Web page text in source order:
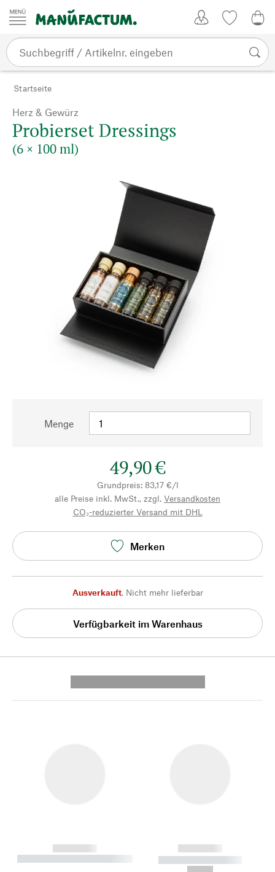
Zum Inhalt springen
Startseite
Herz & Gewürz
Probierset Dressings
(6 × 100 ml)
Menge
49,90 €
Grundpreis: 83,17 €/l
alle Preise inkl. MwSt., zzgl. Versandkosten
CO₂-reduzierter Versand mit DHL
Merken
Ausverkauft, Nicht mehr lieferbar
Verfügbarkeit im Warenhaus
------------
----------- ----------- --------
------------
----------- -----------